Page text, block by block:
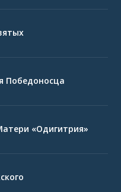
Победоносца
«Одигитрия»